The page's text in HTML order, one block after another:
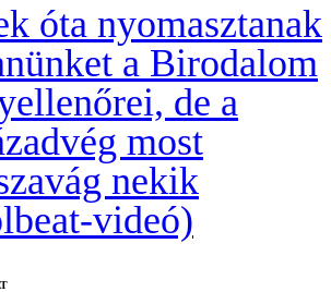
óta nyomasztanak
a Birodalom
de a
most
nekik
videó)